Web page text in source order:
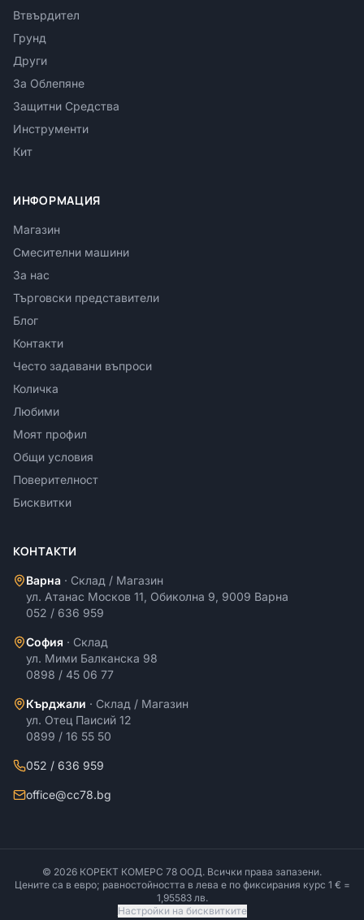
Втвърдител
Грунд
Други
За Облепяне
Защитни Средства
Инструменти
Кит
ИНФОРМАЦИЯ
Магазин
Смесителни машини
За нас
Търговски представители
Блог
Контакти
Често задавани въпроси
Количка
Любими
Моят профил
Общи условия
Поверителност
Бисквитки
КОНТАКТИ
Варна · Склад / Магазин
ул. Атанас Москов 11, Обиколна 9, 9009 Варна
052 / 636 959
София · Склад
ул. Мими Балканска 98
0898 / 45 06 77
Кърджали · Склад / Магазин
ул. Отец Паисий 12
0899 / 16 55 50
052 / 636 959
office@cc78.bg
© 2026 КОРЕКТ КОМЕРС 78 ООД. Всички права запазени.
Цените са в евро; равностойността в лева е по фиксирания курс 1 € =
1,95583 лв.
Настройки на бисквитките